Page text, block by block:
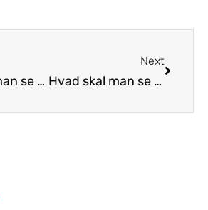
Hvad skal man se på Koh Chang
Next
Hvad skal man se på Kap Verde